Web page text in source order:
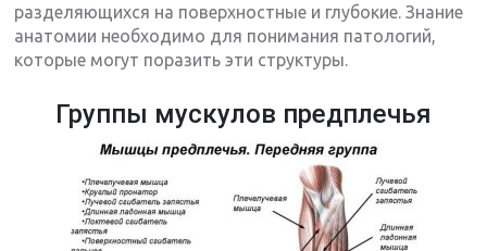
разделяющихся на поверхностные и глубокие. Знание
анатомии необходимо для понимания патологий,
которые могут поразить эти структуры.
Группы мускулов предплечья